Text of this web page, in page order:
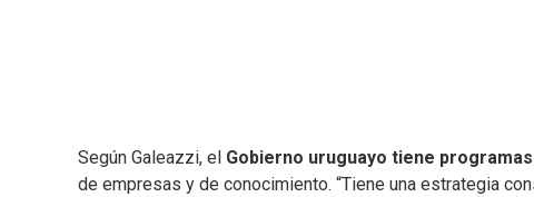
Según Galeazzi, el Gobierno uruguayo tiene
de empresas y de conocimiento. “Tiene una estrategia